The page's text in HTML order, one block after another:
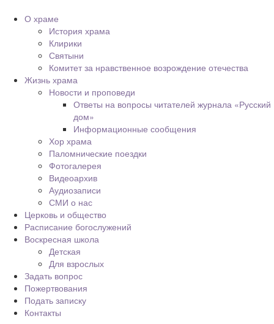
О храме
История храма
Клирики
Святыни
Комитет за нравственное возрождение отечества
Жизнь храма
Новости и проповеди
Ответы на вопросы читателей журнала «Русский
дом»
Информационные сообщения
Хор храма
Паломнические поездки
Фотогалерея
Видеоархив
Аудиозаписи
СМИ о нас
Церковь и общество
Расписание богослужений
Воскресная школа
Детская
Для взрослых
Задать вопрос
Пожертвования
Подать записку
Контакты